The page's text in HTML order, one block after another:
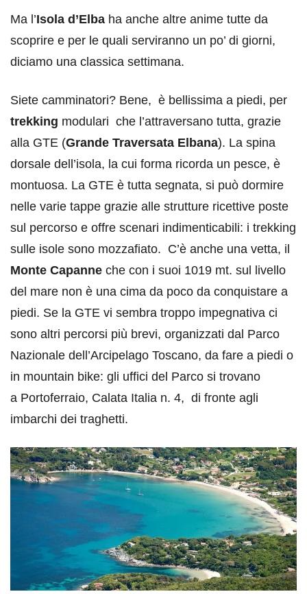
Ma l’Isola d’Elba ha anche altre anime tutte da
scoprire e per le quali serviranno un po’ di giorni,
diciamo una classica settimana.
Siete camminatori? Bene, è bellissima a piedi, per
trekking modulari che l’attraversano tutta, grazie
alla GTE (Grande Traversata Elbana). La spina
dorsale dell’isola, la cui forma ricorda un pesce, è
montuosa. La GTE è tutta segnata, si può dormire
nelle varie tappe grazie alle strutture ricettive poste
sul percorso e offre scenari indimenticabili: i trekking
sulle isole sono mozzafiato. C’è anche una vetta, il
Monte Capanne che con i suoi 1019 mt. sul livello
del mare non è una cima da poco da conquistare a
piedi. Se la GTE vi sembra troppo impegnativa ci
sono altri percorsi più brevi, organizzati dal Parco
Nazionale dell’Arcipelago Toscano, da fare a piedi o
in mountain bike: gli uffici del Parco si trovano
a Portoferraio, Calata Italia n. 4, di fronte agli
imbarchi dei traghetti.